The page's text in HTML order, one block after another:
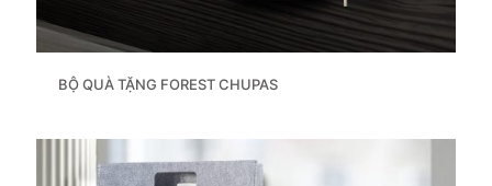
BỘ QUÀ TẶNG FOREST CHUPAS